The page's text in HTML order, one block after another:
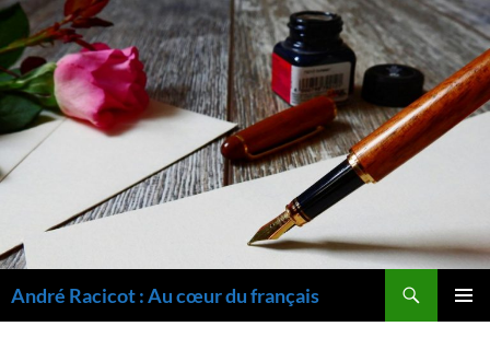
André Racicot : Au cœur du français